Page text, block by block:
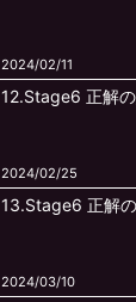
2024/02/11
12.Stage6 正解の
2024/02/25
13.Stage6 正解の
2024/03/10